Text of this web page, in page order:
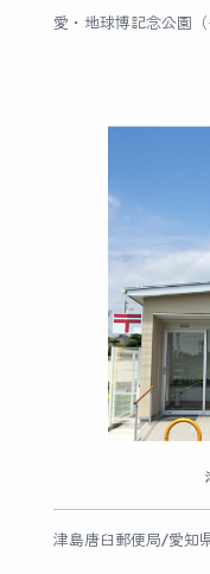
愛・地球博記念公園
津島唐臼郵便局/愛知